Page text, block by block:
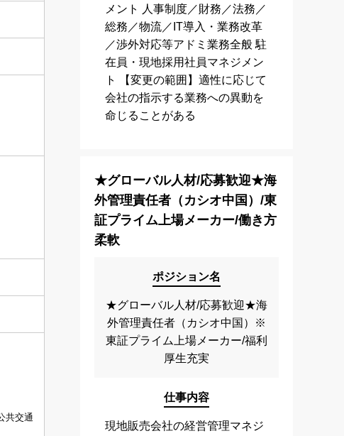
共交通
メント 人事制度／財務／法務／
総務／物流／IT導入・業務改革
／渉外対応等アドミ業務全般 駐
在員・現地採用社員マネジメン
ト 【変更の範囲】適性に応じて
会社の指示する業務への異動を
命じることがある
★グローバル人材/応募歓迎★海
外管理責任者（カシオ中国）/東
証プライム上場メーカー/働き方
柔軟
ポジション名
★グローバル人材/応募歓迎★海
外管理責任者（カシオ中国）※
東証プライム上場メーカー/福利
厚生充実
仕事内容
現地販売会社の経営管理マネジ